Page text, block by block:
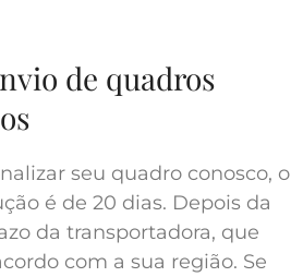
de quadros
seu quadro conosco, o
é de 20 dias. Depois da
da transportadora, que
com a sua região. Se